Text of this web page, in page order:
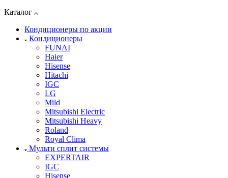
Каталог
Кондиционеры по акции
Кондиционеры
FUNAI
Haier
Hisense
Hitachi
IGC
LG
Mild
Mitsubishi Electric
Mitsubishi Heavy
Roland
Royal Clima
Мульти сплит системы
EXPERTAIR
IGC
Hisense